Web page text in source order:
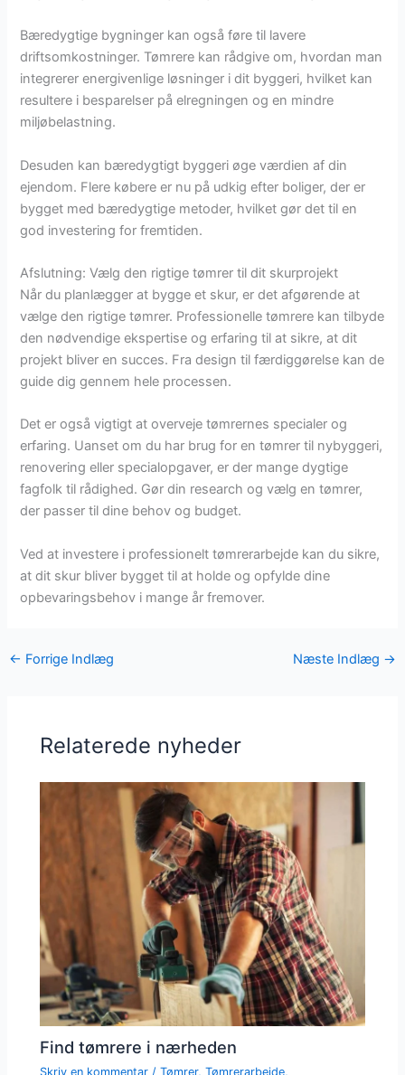
Bæredygtige bygninger kan også føre til lavere
driftsomkostninger. Tømrere kan rådgive om, hvordan man
integrerer energivenlige løsninger i dit byggeri, hvilket kan
resultere i besparelser på elregningen og en mindre
miljøbelastning.
Desuden kan bæredygtigt byggeri øge værdien af din
ejendom. Flere købere er nu på udkig efter boliger, der er
bygget med bæredygtige metoder, hvilket gør det til en
god investering for fremtiden.
Afslutning: Vælg den rigtige tømrer til dit skurprojekt
Når du planlægger at bygge et skur, er det afgørende at
vælge den rigtige tømrer. Professionelle tømrere kan tilbyde
den nødvendige ekspertise og erfaring til at sikre, at dit
projekt bliver en succes. Fra design til færdiggørelse kan de
guide dig gennem hele processen.
Det er også vigtigt at overveje tømrernes specialer og
erfaring. Uanset om du har brug for en tømrer til nybyggeri,
renovering eller specialopgaver, er der mange dygtige
fagfolk til rådighed. Gør din research og vælg en tømrer,
der passer til dine behov og budget.
Ved at investere i professionelt tømrerarbejde kan du sikre,
at dit skur bliver bygget til at holde og opfylde dine
opbevaringsbehov i mange år fremover.
← Forrige Indlæg Næste Indlæg →
Relaterede nyheder
Find tømrere i nærheden
Skriv en kommentar /Tømrer,Tømrerarbejde,